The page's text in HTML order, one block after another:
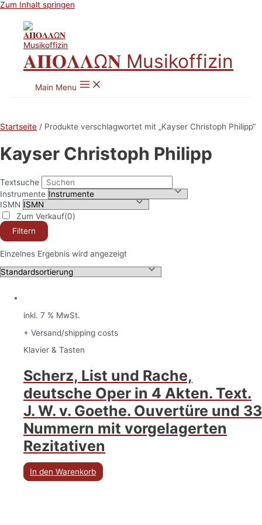
Zum Inhalt springen
𝚨𝚷𝚶𝚲𝚲Ω𝚴 Musikoffizin
Main Menu
Startseite / Produkte verschlagwortet mit „Kayser Christoph Philipp“
Kayser Christoph Philipp
Textsuche
Instrumente
ISMN
Zum Verkauf(0)
Filtern
Einzelnes Ergebnis wird angezeigt
inkl. 7 % MwSt.
+ Versand/shipping costs
Klavier & Tasten
Scherz, List und Rache,
deutsche Oper in 4 Akten. Text.
J. W. v. Goethe. Ouvertüre und 33
Nummern mit vorgelagerten
Rezitativen
In den Warenkorb